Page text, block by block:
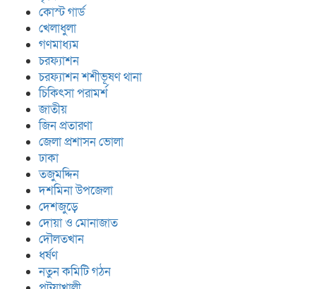
কোস্ট গার্ড
খেলাধুলা
গণমাধ্যম
চরফ্যাশন
চরফ্যাশন শশীভূষণ থানা
চিকিৎসা পরামর্শ
জাতীয়
জিন প্রতারণা
জেলা প্রশাসন ভোলা
ঢাকা
তজুমদ্দিন
দশমিনা উপজেলা
দেশজুড়ে
দোয়া ও মোনাজাত
দৌলতখান
ধর্ষণ
নতুন কমিটি গঠন